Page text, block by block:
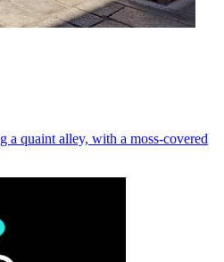
a quaint alley, with a moss-covered